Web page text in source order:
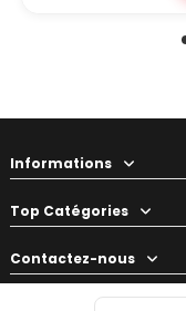
Informations
Top Catégories
Contactez-nous
Votre préparateur